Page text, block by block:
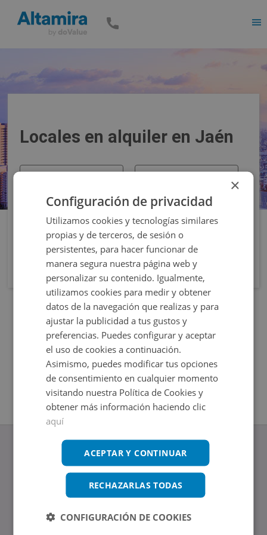
Locales en alquiler en Jaén
www.altamirainmuebles.com
Edificio Skylight
Tel.: 914 842 874
×
Configuración de privacidad
Utilizamos cookies y tecnologías similares
propias y de terceros, de sesión o
persistentes, para hacer funcionar de
manera segura nuestra página web y
personalizar su contenido. Igualmente,
utilizamos cookies para medir y obtener
datos de la navegación que realizas y para
ajustar la publicidad a tus gustos y
preferencias. Puedes configurar y aceptar
el uso de cookies a continuación.
Asimismo, puedes modificar tus opciones
de consentimiento en cualquier momento
visitando nuestra Política de Cookies y
obtener más información haciendo clic
aquí
ACEPTAR Y CONTINUAR
RECHAZARLAS TODAS
CONFIGURACIÓN DE COOKIES